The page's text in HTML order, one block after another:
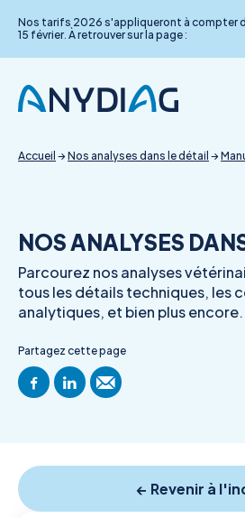
Nos tarifs 2026 s'appliqueront à compter
15 février. À retrouver sur la page :
content
Accueil →Nos analyses dans le détail →
NOS ANALYSES
Parcourez nos analyses
tous les détails techniques, les
analytiques, et bien plus encore.
Partagez cette page
← Revenir à